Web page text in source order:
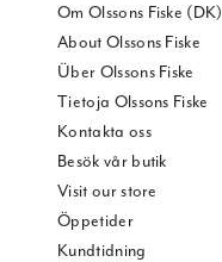
Om Olssons Fiske (DK)
About Olssons Fiske
Über Olssons Fiske
Tietoja Olssons Fiske
Kontakta oss
Besök vår butik
Visit our store
Öppetider
Kundtidning